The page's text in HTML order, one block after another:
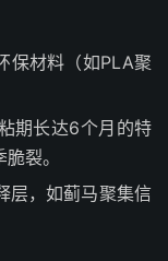
保材料（如PLA聚
期长达6个月的特
裂。
层，如蓟马聚集信